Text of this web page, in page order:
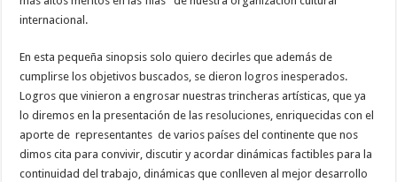
internacional.
En esta pequeña sinopsis solo quiero decirles que además de
cumplirse los objetivos buscados, se dieron logros inesperados.
Logros que vinieron a engrosar nuestras trincheras artísticas, que ya
lo diremos en la presentación de las resoluciones, enriquecidas con el
aporte de representantes de varios países del continente que nos
dimos cita para convivir, discutir y acordar dinámicas factibles para la
continuidad del trabajo, dinámicas que conlleven al mejor desarrollo